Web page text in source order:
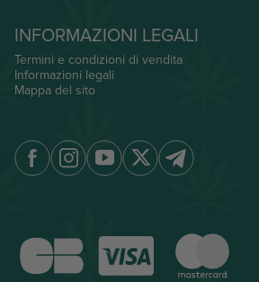
INFORMAZIONI LEGALI
Termini e condizioni di vendita
Informazioni legali
Mappa del sito